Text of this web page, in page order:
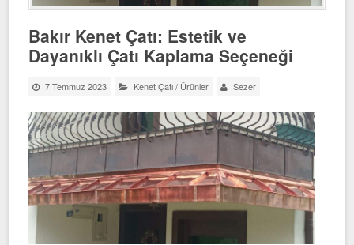
Bakır Kenet Çatı: Estetik ve
Dayanıklı Çatı Kaplama Seçeneği
7 Temmuz 2023 Kenet Çatı/ Ürünler Sezer